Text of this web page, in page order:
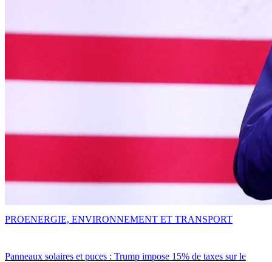
Panneaux solaires et puces : Trump impose 15% de taxes sur le
PROENERGIE, ENVIRONNEMENT ET TRANSPORT